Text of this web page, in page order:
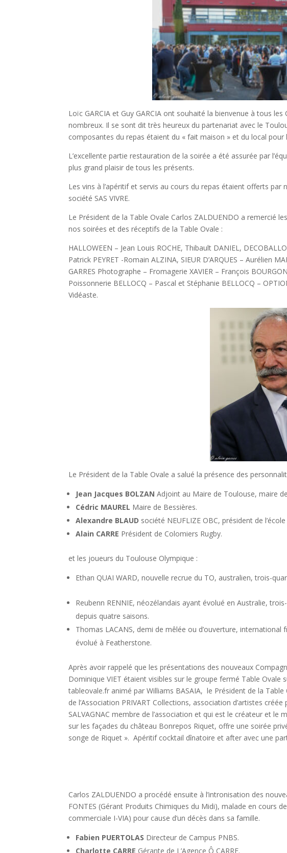
Loïc GARCIA et Guy GARCIA ont souhaité la bienvenue à tous
nombreux. Il se sont dit très heureux du partenariat avec le
composantes du repas étaient du « fait maison » et du local pour
L’excellente partie restauration de la soirée a été assurée par
plus grand plaisir de tous les présents.
Les vins à l’apéritif et servis au cours du repas étaient offerts par
société SAS VIVRE.
Le Président de la Table Ovale Carlos ZALDUENDO a remercié
nos soirées et des réceptifs de la Table Ovale :
HALLOWEEN – Jean Louis ROCHE, Thibault DANIEL,
Patrick PEYRET -Romain ALZINA, SIEUR D’ARQUES – Aurélien
GARRES Photographe – Fromagerie XAVIER – François
Poissonnerie BELLOCQ – Pascal et Stéphanie BELLOCQ –
Vidéaste.
Le Président de la Table Ovale a salué la présence des
Jean Jacques BOLZAN Adjoint au Maire de Toulouse, maire
Cédric MAUREL Maire de Bessières.
Alexandre BLAUD société NEUFLIZE OBC, président de
Alain CARRE Président de Colomiers Rugby.
et les joueurs du Toulouse Olympique :
Ethan QUAI WARD, nouvelle recrue du TO, australien, trois-
Reubenn RENNIE, néozélandais ayant évolué en Australie,
depuis quatre saisons.
Thomas LACANS, demi de mêlée ou d’ouverture,
évolué à Featherstone.
Après avoir rappelé que les présentations des nouveaux
Dominique VIET étaient visibles sur le groupe fermé Table Ovale
tableovale.fr animé par Williams BASAIA, le Président de la
de l’Association PRIVART Collections, association d’artistes
SALVAGNAC membre de l’association et qui est le créateur et
sur les façades du château Bonrepos Riquet, offre une soirée
songe de Riquet ». Apéritif cocktail dînatoire et after avec une
Carlos ZALDUENDO a procédé ensuite à l’intronisation des
FONTES (Gérant Produits Chimiques du Midi), malade en cours
commerciale I-VIA) pour cause d’un décès dans sa famille.
Fabien PUERTOLAS Directeur de Campus PNBS.
Charlotte CARRE Gérante de L’Agence Ô CARRE.